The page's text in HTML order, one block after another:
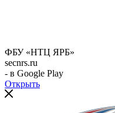
ФБУ «НТЦ ЯРБ»
secnrs.ru
- в Google Play
Открыть